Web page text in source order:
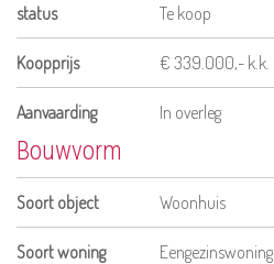
status Te koop
Koopprijs € 339.000,- k.k.
Aanvaarding In overleg
Bouwvorm
Soort object Woonhuis
Soort woning Eengezinswoning